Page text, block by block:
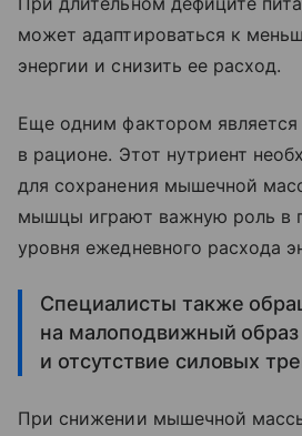
может адаптироваться к
энергии и снизить ее расход.
Еще одним фактором является
в рационе. Этот нутриент
для сохранения мышечной
мышцы играют важную роль в
уровня ежедневного расхода
Специалисты также
на малоподвижный
и отсутствие силовых
При снижении мышечной